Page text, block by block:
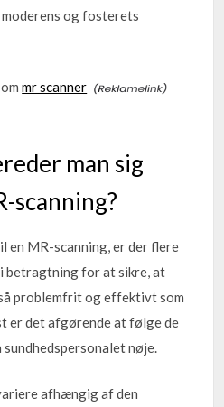
og fosterets
ommr scanner
man sig
scanning?
en MR-scanning, er der flere
betragtning for at sikre, at
problemfrit og effektivt som
er det afgørende at følge de
nøje.
afhængig af den